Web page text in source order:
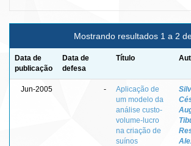
Mostrando resultados 1 a 2
Data de
publicação
Data de
defesa
Título
Jun-2005 -
Aplicação de
um modelo da
análise custo-
volume-lucro
na criação de
suínos